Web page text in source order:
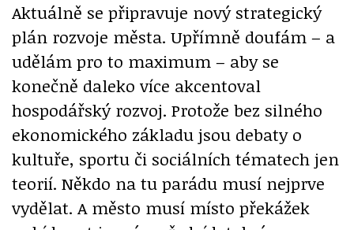
Aktuálně se připravuje nový strategický
plán rozvoje města. Upřímně doufám – a
udělám pro to maximum – aby se
konečně daleko více akcentoval
hospodářský rozvoj. Protože bez silného
ekonomického základu jsou debaty o
kultuře, sportu či sociálních tématech jen
teorií. Někdo na tu parádu musí nejprve
vydělat. A město musí místo překážek